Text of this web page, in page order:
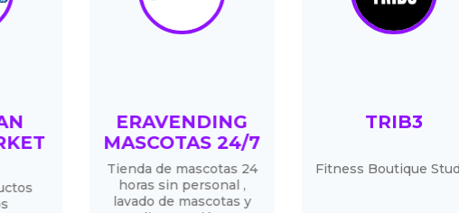
ERAVENDING
MASCOTAS 24/7
Tienda de mascotas 24
horas sin personal ,
lavado de mascotas y
TRIB3
Fitness Boutique Studio